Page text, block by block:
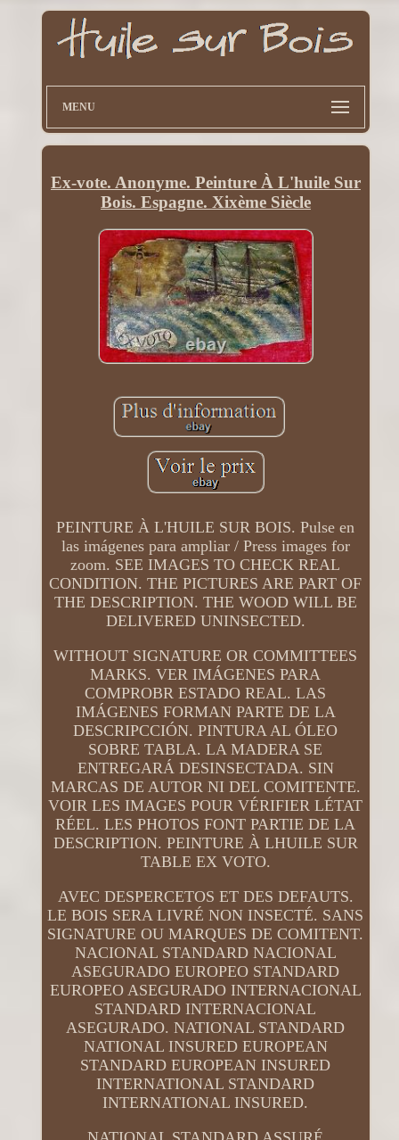
MENU
Ex-vote. Anonyme. Peinture À L'huile Sur
Bois. Espagne. Xixème Siècle
PEINTURE À L'HUILE SUR BOIS. Pulse en
las imágenes para ampliar / Press images for
zoom. SEE IMAGES TO CHECK REAL
CONDITION. THE PICTURES ARE PART OF
THE DESCRIPTION. THE WOOD WILL BE
DELIVERED UNINSECTED.
WITHOUT SIGNATURE OR COMMITTEES
MARKS. VER IMÁGENES PARA
COMPROBR ESTADO REAL. LAS
IMÁGENES FORMAN PARTE DE LA
DESCRIPCCIÓN. PINTURA AL ÓLEO
SOBRE TABLA. LA MADERA SE
ENTREGARÁ DESINSECTADA. SIN
MARCAS DE AUTOR NI DEL COMITENTE.
VOIR LES IMAGES POUR VÉRIFIER LÉTAT
RÉEL. LES PHOTOS FONT PARTIE DE LA
DESCRIPTION. PEINTURE À LHUILE SUR
TABLE EX VOTO.
AVEC DESPERCETOS ET DES DEFAUTS.
LE BOIS SERA LIVRÉ NON INSECTÉ. SANS
SIGNATURE OU MARQUES DE COMITENT.
NACIONAL STANDARD NACIONAL
ASEGURADO EUROPEO STANDARD
EUROPEO ASEGURADO INTERNACIONAL
STANDARD INTERNACIONAL
ASEGURADO. NATIONAL STANDARD
NATIONAL INSURED EUROPEAN
STANDARD EUROPEAN INSURED
INTERNATIONAL STANDARD
INTERNATIONAL INSURED.